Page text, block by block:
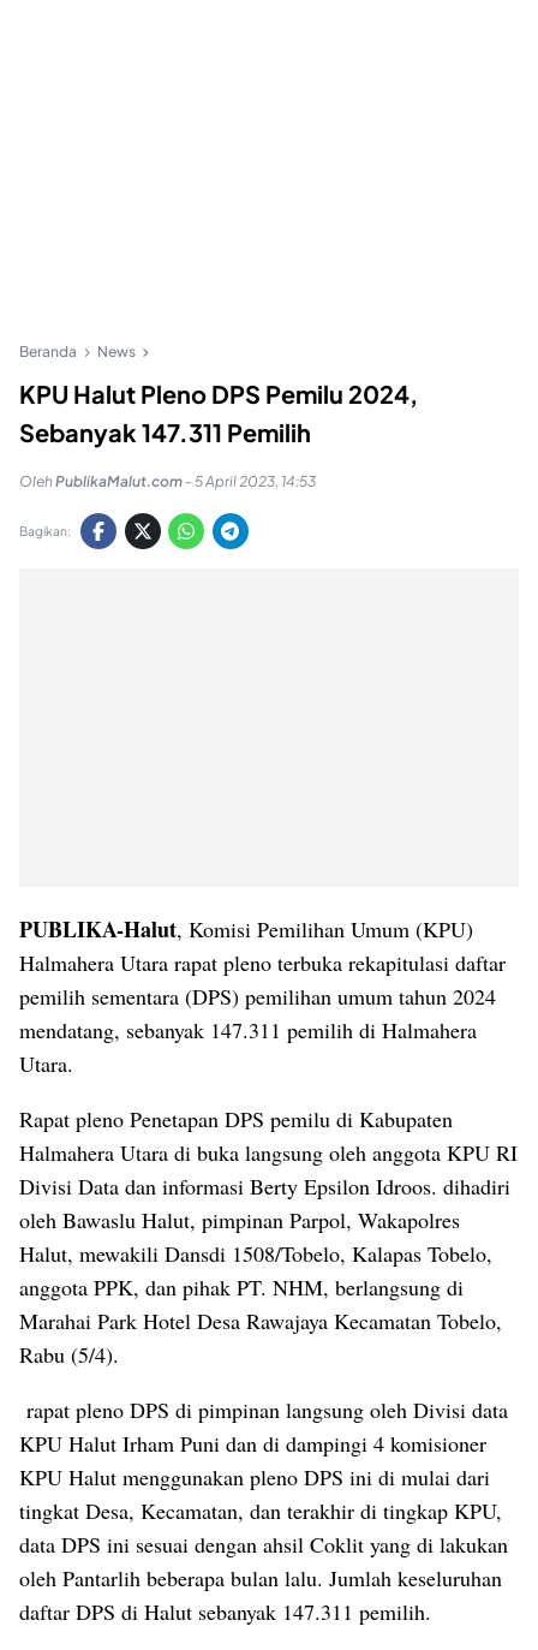
Beranda News
KPU Halut Pleno DPS Pemilu 2024,
Sebanyak 147.311 Pemilih
OlehPublikaMalut.com - 5 April 2023, 14:53
Bagikan:
PUBLIKA-Halut, Komisi Pemilihan Umum (KPU)
Halmahera Utara rapat pleno terbuka rekapitulasi daftar
pemilih sementara (DPS) pemilihan umum tahun 2024
mendatang, sebanyak 147.311 pemilih di Halmahera
Utara.
Rapat pleno Penetapan DPS pemilu di Kabupaten
Halmahera Utara di buka langsung oleh anggota KPU RI
Divisi Data dan informasi Berty Epsilon Idroos. dihadiri
oleh Bawaslu Halut, pimpinan Parpol, Wakapolres
Halut, mewakili Dansdi 1508/Tobelo, Kalapas Tobelo,
anggota PPK, dan pihak PT. NHM, berlangsung di
Marahai Park Hotel Desa Rawajaya Kecamatan Tobelo,
Rabu (5/4).
rapat pleno DPS di pimpinan langsung oleh Divisi data
KPU Halut Irham Puni dan di dampingi 4 komisioner
KPU Halut menggunakan pleno DPS ini di mulai dari
tingkat Desa, Kecamatan, dan terakhir di tingkap KPU,
data DPS ini sesuai dengan ahsil Coklit yang di lakukan
oleh Pantarlih beberapa bulan lalu. Jumlah keseluruhan
daftar DPS di Halut sebanyak 147.311 pemilih.